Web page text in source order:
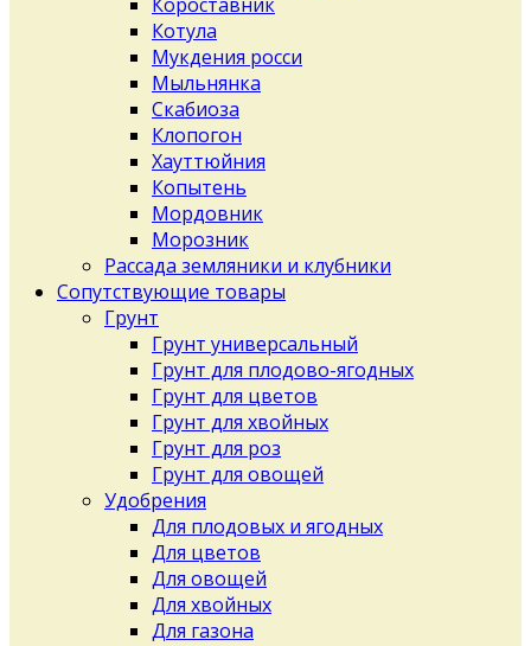
Котула
Мукдения росси
Мыльнянка
Скабиоза
Клопогон
Хауттюйния
Копытень
Мордовник
Морозник
Рассада земляники и клубники
Сопутствующие товары
Грунт
Грунт универсальный
Грунт для плодово-ягодных
Грунт для цветов
Грунт для хвойных
Грунт для роз
Грунт для овощей
Удобрения
Для плодовых и ягодных
Для цветов
Для овощей
Для хвойных
Для газона